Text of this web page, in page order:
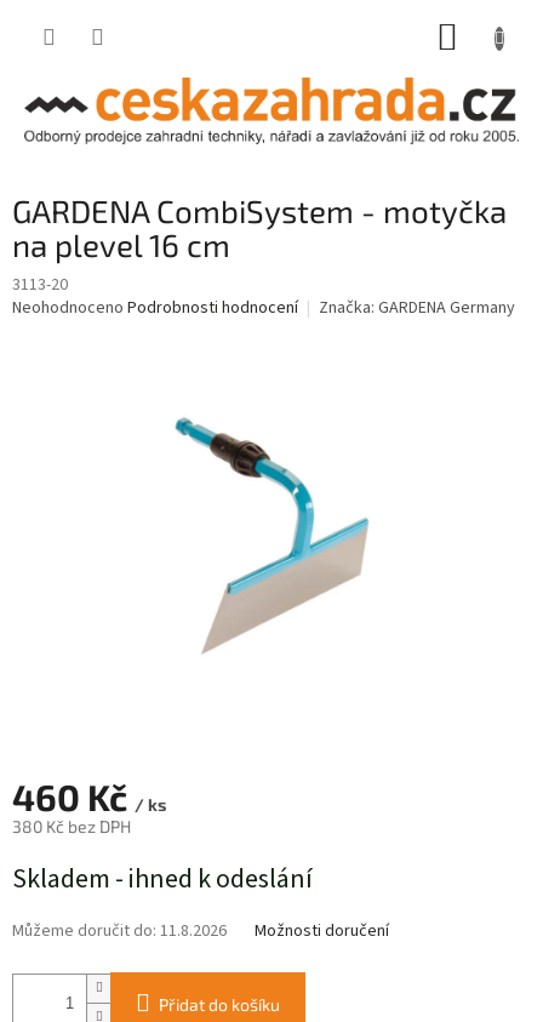
GARDENA CombiSystem - motyčka
na plevel 16 cm
3113-20
Průměrné
Neohodnoceno Podrobnosti hodnocení Značka: GARDENA Germany
460 Kč / ks
380 Kč bez DPH
cena:
Skladem - ihned k odeslání
Můžeme doručit do: 11.8.2026 Možnosti doručení
Přidat do košíku